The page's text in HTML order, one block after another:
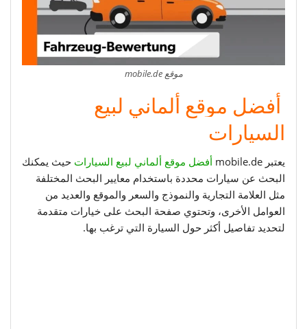
موقع mobile.de
أفضل موقع ألماني لبيع
السيارات
يعتبر mobile.de أفضل موقع ألماني لبيع السيارات حيث يمكنك
البحث عن سيارات محددة باستخدام معايير البحث المختلفة
مثل العلامة التجارية والنموذج والسعر والموقع والعديد من
العوامل الأخرى، وتحتوي صفحة البحث على خيارات متقدمة
لتحديد تفاصيل أكثر حول السيارة التي ترغب بها.